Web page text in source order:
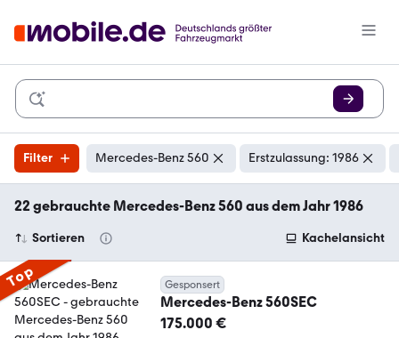
Filter Mercedes-Benz 560 Erstzulassung: 1986
22 gebrauchte Mercedes-Benz 560 aus dem Jahr 1986
Sortieren Kachelansicht
Top Gesponsert
Mercedes-Benz 560SEC
175.000 €